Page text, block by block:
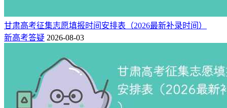
甘肃高考征集志愿填报时间安排表（2026最新补录时间）
新高考答疑 2026-08-03